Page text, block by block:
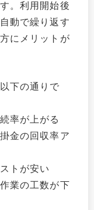
。利用開始後
動で繰り返す
にメリットが
下の通りで
率が上がる
金の回収率ア
トが安い
業の工数が下